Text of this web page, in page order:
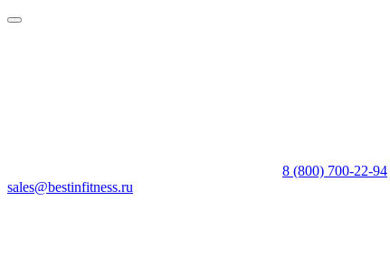
8 (800) 700-22-94
sales@bestinfitness.ru